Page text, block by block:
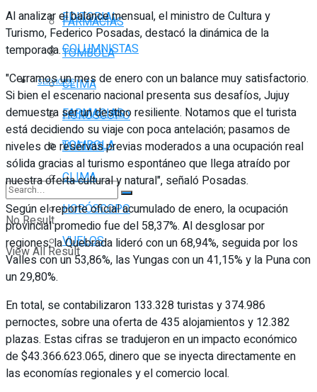
FARMACIAS
TOMBOLA
CLIMA
HORÓSCOPO
VUELOS
No Result
View All Result
EDITORIAL
COLUMNISTAS
SERVICIOS
FARMACIAS
TOMBOLA
CLIMA
HORÓSCOPO
VUELOS
Al analizar el balance mensual, el ministro de Cultura y
Turismo, Federico Posadas, destacó la dinámica de la
temporada.
"Cerramos un mes de enero con un balance muy satisfactorio.
Si bien el escenario nacional presenta sus desafíos, Jujuy
demuestra ser un destino resiliente. Notamos que el turista
está decidiendo su viaje con poca antelación; pasamos de
niveles de reservas previas moderados a una ocupación real
sólida gracias al turismo espontáneo que llega atraído por
nuestra oferta cultural y natural", señaló Posadas.
Según el reporte oficial acumulado de enero, la ocupación
provincial promedio fue del 58,37%. Al desglosar por
regiones, la Quebrada lideró con un 68,94%, seguida por los
Valles con un 53,86%, las Yungas con un 41,15% y la Puna con
un 29,80%.
En total, se contabilizaron 133.328 turistas y 374.986
pernoctes, sobre una oferta de 435 alojamientos y 12.382
plazas. Estas cifras se tradujeron en un impacto económico
de $43.366.623.065, dinero que se inyecta directamente en
las economías regionales y el comercio local.